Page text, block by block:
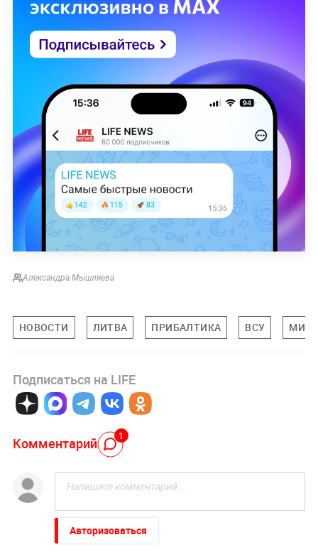
Александра Мышляева
НОВОСТИ ЛИТВА ПРИБАЛТИКА ВСУ
Подписаться на LIFE
Комментарий 1
Авторизоваться